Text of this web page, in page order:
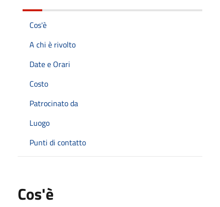
Cos'è
A chi è rivolto
Date e Orari
Costo
Patrocinato da
Luogo
Punti di contatto
Cos'è